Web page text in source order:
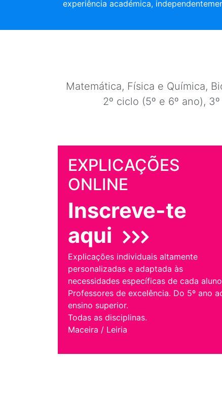
experiência académica,
Matemática, Física e Química,
2º ciclo (5º e 6º ano),
EXPLICAÇÕES
ONLINE
Inscreve-te
aqui
Explicações individuais altamente
personalizadas e adaptada às
necessidades específicas de cada
Professores de excelência. Do 5º ano
ensino superior.
Todas as disciplinas.
Maceira / Leiria